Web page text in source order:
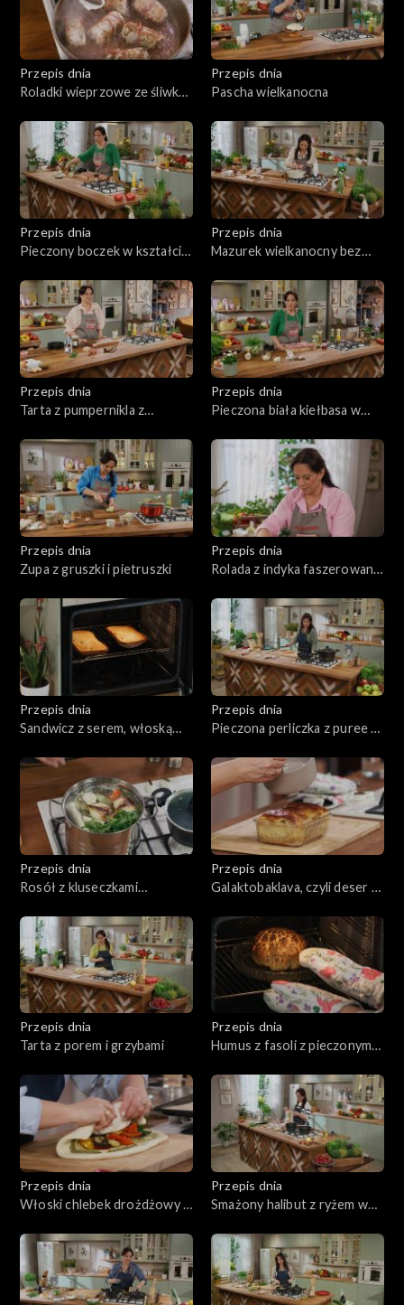
Przepis dnia
Roladki wieprzowe ze śliwką
Przepis dnia
Pascha wielkanocna
Przepis dnia
Pieczony boczek w kształcie
Przepis dnia
Mazurek wielkanocny bez
Przepis dnia
Tarta z pumpernikla z
Przepis dnia
Pieczona biała kiełbasa w
Przepis dnia
Zupa z gruszki i pietruszki
Przepis dnia
Rolada z indyka faszerowana
marchewką
Przepis dnia
Sandwicz z serem, włoską
czerwoną cebulą
Przepis dnia
Pieczona perliczka z puree z
Przepis dnia
Rosół z kluseczkami
Przepis dnia
Galaktobaklava, czyli deser z
Przepis dnia
Tarta z porem i grzybami
Przepis dnia
Humus z fasoli z pieczonym
Przepis dnia
Włoski chlebek drożdżowy z
warzywami
Przepis dnia
Smażony halibut z ryżem w